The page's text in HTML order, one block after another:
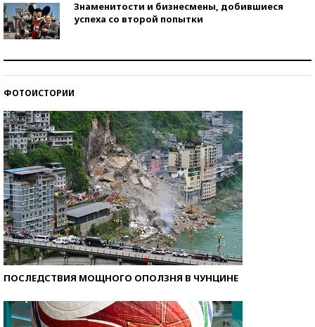
Знаменитости и бизнесмены, добившиеся
успеха со второй попытки
ФОТОИСТОРИИ
ПОСЛЕДСТВИЯ МОЩНОГО ОПОЛЗНЯ В ЧУНЦИНЕ